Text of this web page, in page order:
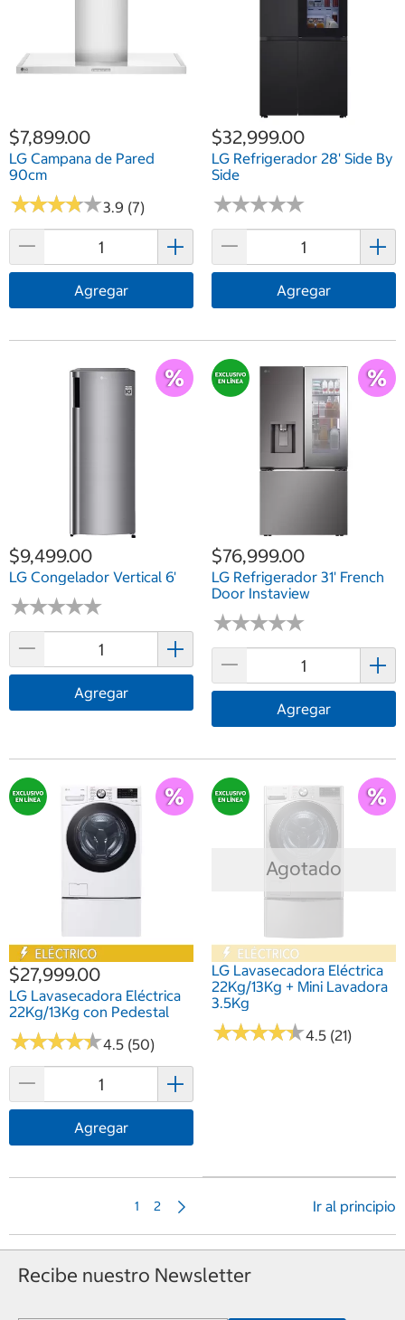
$7,899.00
LG Campana de Pared
90cm
★★★★★
★★★★★3.9 (7)
Agregar
$32,999.00
LG Refrigerador 28' Side By
Side
★★★★★
★★★★★
Agregar
$9,499.00
LG Congelador Vertical 6'
★★★★★
★★★★★
Agregar
$76,999.00
LG Refrigerador 31' French
Door Instaview
★★★★★
★★★★★
Agregar
$27,999.00
LG Lavasecadora Eléctrica
22Kg/13Kg con Pedestal
★★★★★
★★★★★4.5 (50)
Agregar
Agotado
LG Lavasecadora Eléctrica
22Kg/13Kg + Mini Lavadora
3.5Kg
★★★★★
★★★★★4.5 (21)
1 2 Ir al principio
Recibe nuestro Newsletter